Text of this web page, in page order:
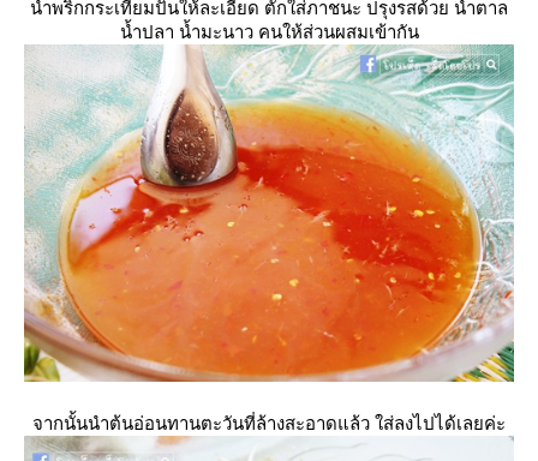
นำพริกกระเทียมปั่นให้ละเอียด ตักใส่ภาชนะ ปรุงรสด้วย น้ำตาล
น้ำปลา น้ำมะนาว คนให้ส่วนผสมเข้ากัน
จากนั้นนำต้นอ่อนทานตะวันที่ล้างสะอาดแล้ว ใส่ลงไปได้เลยค่ะ